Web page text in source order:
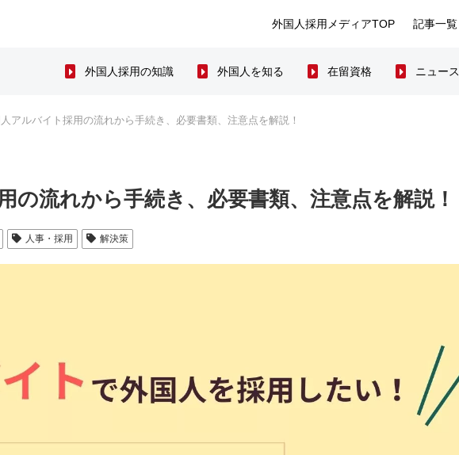
外国人採用メディアTOP 記事一覧
外国人採用の知識 外国人を知る 在留資格 ニュース
アルバイト採用の流れから手続き、必要書類、注意点を解説！
の流れから手続き、必要書類、注意点を解説！
人事・採用 解決策